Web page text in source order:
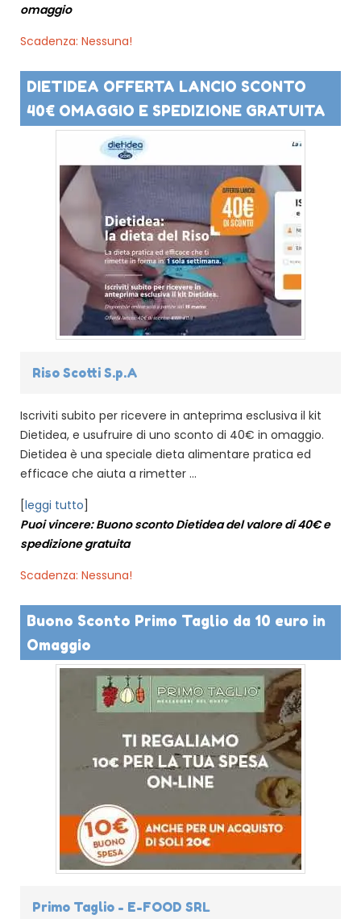
omaggio
Scadenza: Nessuna!
DIETIDEA OFFERTA LANCIO SCONTO
40€ OMAGGIO E SPEDIZIONE GRATUITA
Riso Scotti S.p.A
Iscriviti subito per ricevere in anteprima esclusiva il kit
Dietidea, e usufruire di uno sconto di 40€ in omaggio.
Dietidea è una speciale dieta alimentare pratica ed
efficace che aiuta a rimetter ...
[leggi tutto]
Puoi vincere: Buono sconto Dietidea del valore di 40€ e
spedizione gratuita
Scadenza: Nessuna!
Buono Sconto Primo Taglio da 10 euro in
Omaggio
Primo Taglio - E-FOOD SRL